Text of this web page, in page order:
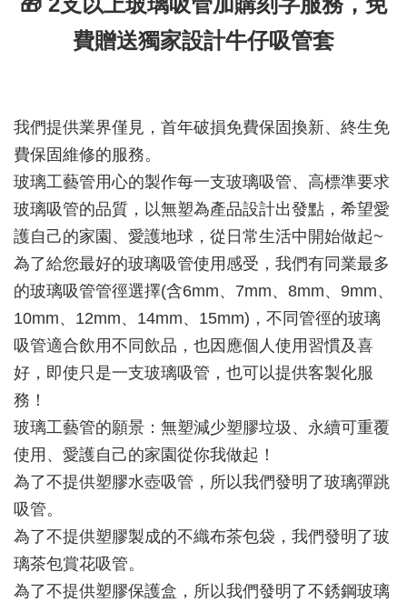
費贈送獨家設計牛仔吸管套
我們提供業界僅見，首年破損免費保固換新、終生免
費保固維修的服務。
玻璃工藝管用心的製作每一支玻璃吸管、高標準要求
玻璃吸管的品質，以無塑為產品設計出發點，希望愛
護自己的家園、愛護地球，從日常生活中開始做起~
為了給您最好的玻璃吸管使用感受，我們有同業最多
的玻璃吸管管徑選擇(含6mm、7mm、8mm、9mm、
10mm、12mm、14mm、15mm)，不同管徑的玻璃
吸管適合飲用不同飲品，也因應個人使用習慣及喜
好，即使只是一支玻璃吸管，也可以提供客製化服
務！
玻璃工藝管的願景：無塑減少塑膠垃圾、永續可重覆
使用、愛護自己的家園從你我做起！
為了不提供塑膠水壺吸管，所以我們發明了玻璃彈跳
吸管。
為了不提供塑膠製成的不織布茶包袋，我們發明了玻
璃茶包賞花吸管。
為了不提供塑膠保護盒，所以我們發明了不銹鋼玻璃